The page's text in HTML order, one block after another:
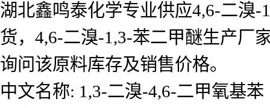
湖北鑫鸣泰化学专业供应4,6-二溴
货，4,6-二溴-1,3-苯二甲醚生产厂
询问该原料库存及销售价格。
中文名称: 1,3-二溴-4,6-二甲氧基苯